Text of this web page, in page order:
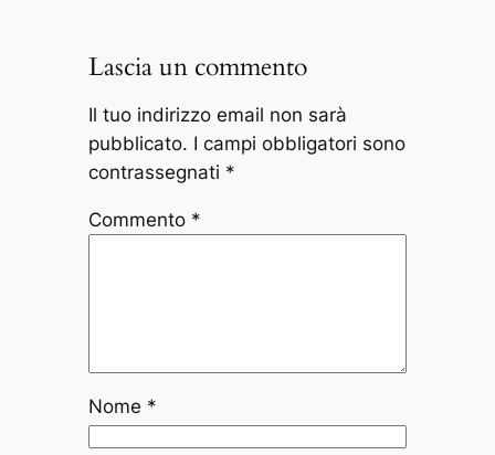
Lascia un commento
Il tuo indirizzo email non sarà
pubblicato. I campi obbligatori sono
contrassegnati *
Commento *
Nome *